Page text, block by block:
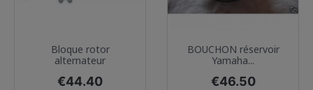
Bloque rotor
alternateur
Price
€44.40
BOUCHON réservoir
Yamaha...
Price
€46.50